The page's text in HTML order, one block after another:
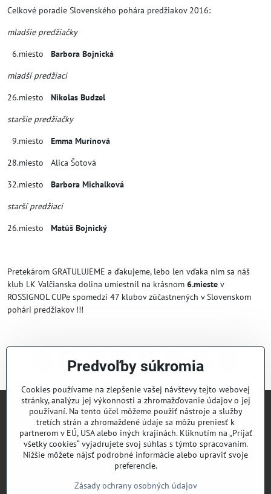
Celkové poradie Slovenského pohára predžiakov 2016:
mladšie predžiačky
6.miesto Barbora Bojnická
mladší predžiaci
26.miesto Nikolas Budzel
staršie predžiačky
9.miesto Emma Murínová
28.miesto Alica Šotová
32.miesto Barbora Michalková
starší predžiaci
26.miesto Matúš Bojnický
Pretekárom GRATULUJEME a ďakujeme, lebo len vďaka nim sa náš
klub LK Valčianska dolina umiestnil na krásnom 6.mieste v
ROSSIGNOL CUPe spomedzi 47 klubov zúčastnených v Slovenskom
pohári predžiakov !!!
FacebookTwitterBlueskyPinterestReddit LinkedInWhatsApp
Lyžiarsky klub Valčianska dolina
Športový klub Valčianska dolina
Predvoľby súkromia
Cookies používame na zlepšenie vašej návštevy tejto webovej
stránky, analýzu jej výkonnosti a zhromažďovanie údajov o jej
používaní. Na tento účel môžeme použiť nástroje a služby
tretích strán a zhromaždené údaje sa môžu preniesť k
partnerom v EÚ, USA alebo iných krajinách. Kliknutím na „Prijať
všetky cookies“ vyjadrujete svoj súhlas s týmto spracovaním.
Nižšie môžete nájsť podrobné informácie alebo upraviť svoje
preferencie.
Zásady ochrany osobných údajov